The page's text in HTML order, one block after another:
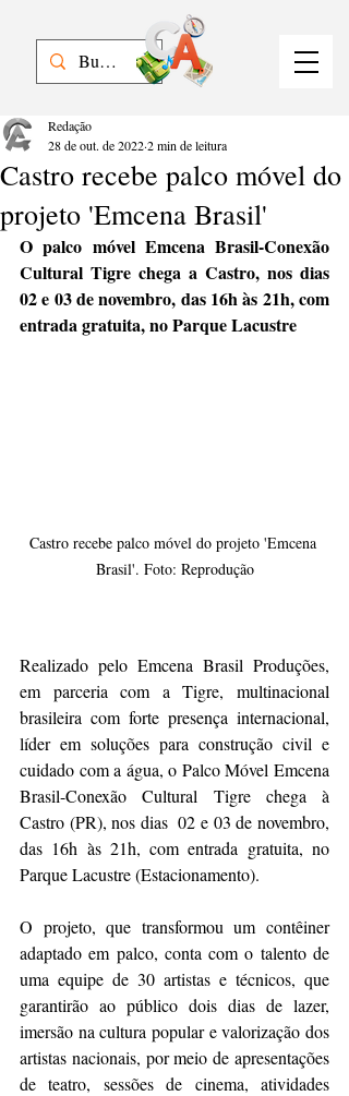
Castro recebe palco móvel do
projeto 'Emcena Brasil'
Redação
28 de out. de 20222 min de leitura
O palco móvel Emcena Brasil-Conexão
Cultural Tigre chega a Castro, nos dias
02 e 03 de novembro, das 16h às 21h, com
entrada gratuita, no Parque Lacustre
Castro recebe palco móvel do projeto 'Emcena
Brasil'. Foto: Reprodução
Realizado pelo Emcena Brasil Produções,
em parceria com a Tigre, multinacional
brasileira com forte presença internacional,
líder em soluções para construção civil e
cuidado com a água, o Palco Móvel Emcena
Brasil-Conexão Cultural Tigre chega à
Castro (PR), nos dias  02 e 03 de novembro,
das 16h às 21h, com entrada gratuita, no
Parque Lacustre (Estacionamento).
O projeto, que transformou um contêiner
adaptado em palco, conta com o talento de
uma equipe de 30 artistas e técnicos, que
garantirão ao público dois dias de lazer,
imersão na cultura popular e valorização dos
artistas nacionais, por meio de apresentações
de teatro, sessões de cinema, atividades